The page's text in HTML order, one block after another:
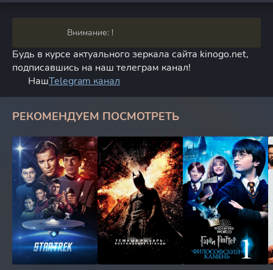
Внимание: !
Будь в курсе актуального зеркала сайта kinogo.net,
подписавшись на наш телеграм канал!
НашTelegram канал
РЕКОМЕНДУЕМ ПОСМОТРЕТЬ